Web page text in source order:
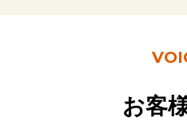
お客